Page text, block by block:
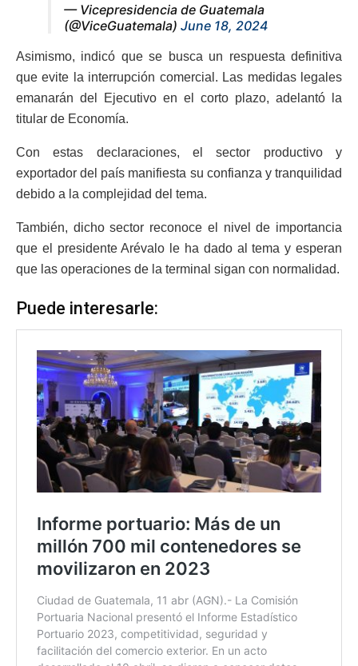
— Vicepresidencia de Guatemala
(@ViceGuatemala) June 18, 2024
Asimismo, indicó que se busca un respuesta definitiva
que evite la interrupción comercial. Las medidas legales
emanarán del Ejecutivo en el corto plazo, adelantó la
titular de Economía.
Con estas declaraciones, el sector productivo y
exportador del país manifiesta su confianza y tranquilidad
debido a la complejidad del tema.
También, dicho sector reconoce el nivel de importancia
que el presidente Arévalo le ha dado al tema y esperan
que las operaciones de la terminal sigan con normalidad.
Puede interesarle: